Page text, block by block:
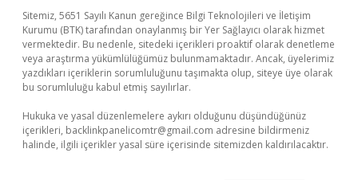
Sitemiz, 5651 Sayılı Kanun gereğince Bilgi Teknolojileri ve İletişim
Kurumu (BTK) tarafından onaylanmış bir Yer Sağlayıcı olarak hizmet
vermektedir. Bu nedenle, sitedeki içerikleri proaktif olarak denetleme
veya araştırma yükümlülüğümüz bulunmamaktadır. Ancak, üyelerimiz
yazdıkları içeriklerin sorumluluğunu taşımakta olup, siteye üye olarak
bu sorumluluğu kabul etmiş sayılırlar.
Hukuka ve yasal düzenlemelere aykırı olduğunu düşündüğünüz
içerikleri, backlinkpanelicomtr@gmail.com adresine bildirmeniz
halinde, ilgili içerikler yasal süre içerisinde sitemizden kaldırılacaktır.